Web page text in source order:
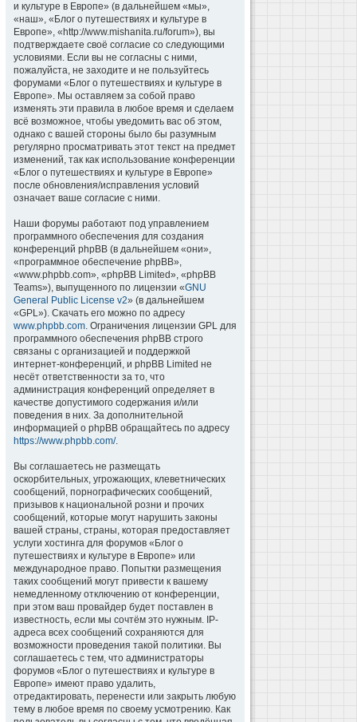
и культуре в Европе» (в дальнейшем «мы»,
«наш», «Блог о путешествиях и культуре в
Европе», «http://www.mishanita.ru/forum»), вы
подтверждаете своё согласие со следующими
условиями. Если вы не согласны с ними,
пожалуйста, не заходите и не пользуйтесь
форумами «Блог о путешествиях и культуре в
Европе». Мы оставляем за собой право
изменять эти правила в любое время и сделаем
всё возможное, чтобы уведомить вас об этом,
однако с вашей стороны было бы разумным
регулярно просматривать этот текст на предмет
изменений, так как использование конференции
«Блог о путешествиях и культуре в Европе»
после обновления/исправления условий
означает ваше согласие с ними.
Наши форумы работают под управлением
программного обеспечения для создания
конференций phpBB (в дальнейшем «они»,
«программное обеспечение phpBB»,
«www.phpbb.com», «phpBB Limited», «phpBB
Teams»), выпущенного по лицензии «GNU
General Public License v2» (в дальнейшем
«GPL»). Скачать его можно по адресу
www.phpbb.com. Ограничения лицензии GPL для
программного обеспечения phpBB строго
связаны с организацией и поддержкой
интернет-конференций, и phpBB Limited не
несёт ответственности за то, что
администрация конференций определяет в
качестве допустимого содержания и/или
поведения в них. За дополнительной
информацией о phpBB обращайтесь по адресу
https://www.phpbb.com/.
Вы соглашаетесь не размещать
оскорбительных, угрожающих, клеветнических
сообщений, порнографических сообщений,
призывов к национальной розни и прочих
сообщений, которые могут нарушить законы
вашей страны, страны, которая предоставляет
услуги хостинга для форумов «Блог о
путешествиях и культуре в Европе» или
международное право. Попытки размещения
таких сообщений могут привести к вашему
немедленному отключению от конференции,
при этом ваш провайдер будет поставлен в
известность, если мы сочтём это нужным. IP-
адреса всех сообщений сохраняются для
возможности проведения такой политики. Вы
соглашаетесь с тем, что администраторы
форумов «Блог о путешествиях и культуре в
Европе» имеют право удалить,
отредактировать, перенести или закрыть любую
тему в любое время по своему усмотрению. Как